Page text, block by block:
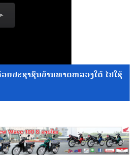
ຍປະຊາຊົນບ້ານທາດຫລວງໃຕ້ ໄປໃຊ້